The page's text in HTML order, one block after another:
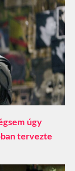
úgy
tervezte